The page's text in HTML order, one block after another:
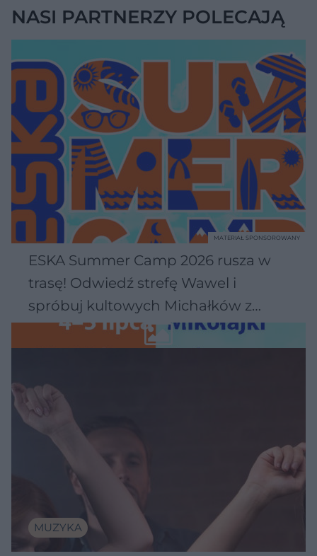
NASI PARTNERZY POLECAJĄ
ESKA Summer Camp 2026 rusza w
trasę! Odwiedź strefę Wawel i
spróbuj kultowych Michałków z
Wawelu
MATERIAŁ SPONSOROWANY
MUZYKA